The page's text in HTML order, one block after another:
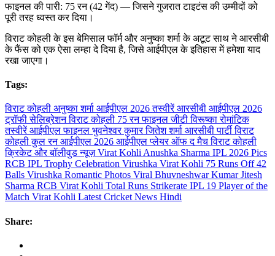
फाइनल की पारी: 75 रन (42 गेंद) — जिसने गुजरात टाइटंस की उम्मीदों को
पूरी तरह ध्वस्त कर दिया।
विराट कोहली के इस बेमिसाल फॉर्म और अनुष्का शर्मा के अटूट साथ ने आरसीबी
के फैंस को एक ऐसा लम्हा दे दिया है, जिसे आईपीएल के इतिहास में हमेशा याद
रखा जाएगा।
Tags:
विराट कोहली अनुष्का शर्मा आईपीएल 2026 तस्वीरेंआरसीबी आईपीएल 2026
ट्रॉफी सेलिब्रेशनविराट कोहली 75 रन फाइनल जीटीविरूष्का रोमांटिक
तस्वीरें आईपीएल फाइनल भुवनेश्वर कुमार जितेश शर्मा आरसीबी पार्टीविराट
कोहली कुल रन आईपीएल 2026 आईपीएल प्लेयर ऑफ द मैच विराट कोहली
क्रिकेट और बॉलीवुड न्यूज़Virat Kohli Anushka Sharma IPL 2026 Pics
RCB IPL Trophy Celebration Virushka Virat Kohli 75 Runs Off 42
Balls Virushka Romantic Photos Viral Bhuvneshwar Kumar Jitesh
Sharma RCB Virat Kohli Total Runs Strikerate IPL 19 Player of the
Match Virat Kohli Latest Cricket News Hindi
Share: